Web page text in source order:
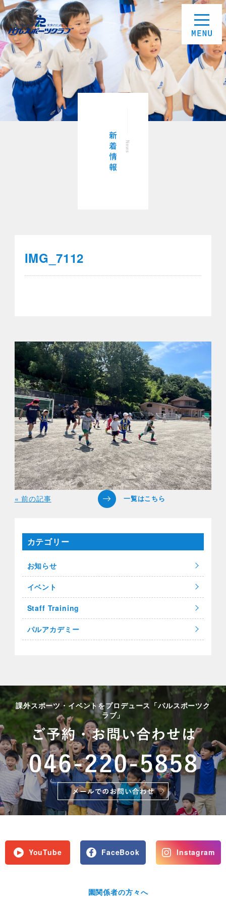
IMG_7112
« 前の記事
カテゴリー
お知らせ
イベント
Staff Training
パルアカデミー
課外スポーツ・イベントをプロデュース「パルスポーツク
ラブ」
YouTube FaceBook Instagram
園関係者の方々へ